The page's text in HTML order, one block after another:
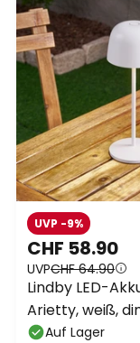
CHF 58.90
UVPCHF 64.90
UVP -9%
Lindby LED-
Arietty, weiß,
Auf Lager